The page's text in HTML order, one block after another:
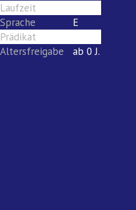
Laufzeit
Sprache
E
Prädikat
Altersfreigabe
ab 0 J.